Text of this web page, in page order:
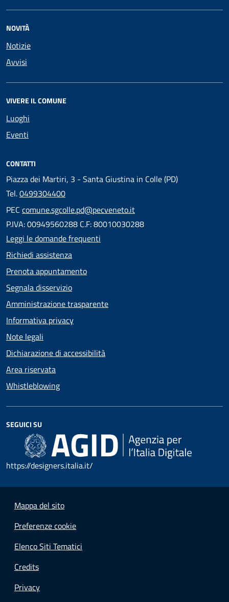
NOVITÀ
Notizie
Avvisi
VIVERE IL COMUNE
Luoghi
Eventi
CONTATTI
Piazza dei Martiri, 3 - Santa Giustina in Colle (PD)
Tel.0499304400
PEC comune.sgcolle.pd@pecveneto.it
P.IVA: 00949560288 C.F: 80010030288
Leggi le domande frequenti
Richiedi assistenza
Prenota appuntamento
Segnala disservizio
Amministrazione trasparente
Informativa privacy
Note legali
Dichiarazione di accessibilità
Area riservata
Whistleblowing
SEGUICI SU
https://designers.italia.it/
Mappa del sito
Preferenze cookie
Elenco Siti Tematici
Credits
Privacy